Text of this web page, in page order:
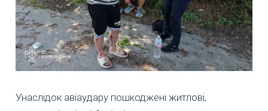
Унаслідок авіаудару пошкоджені житлові,